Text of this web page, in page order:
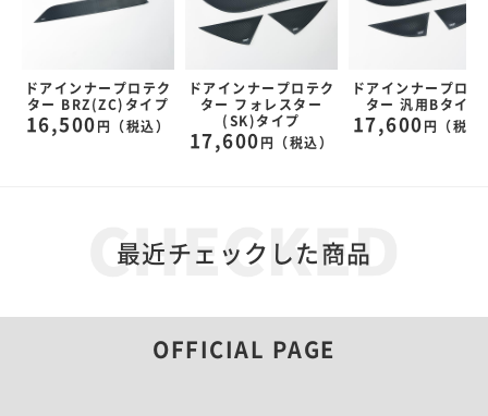
ドアインナープロテク
ター BRZ(ZC)タイプ
16,500 円（税込）
ドアインナープロテク
ター フォレスター
(SK)タイプ
17,600 円（税込）
ドアインナープロテ
ター 汎用Bタイプ
17,600 円（税込
最近チェックした商品
OFFICIAL PAGE